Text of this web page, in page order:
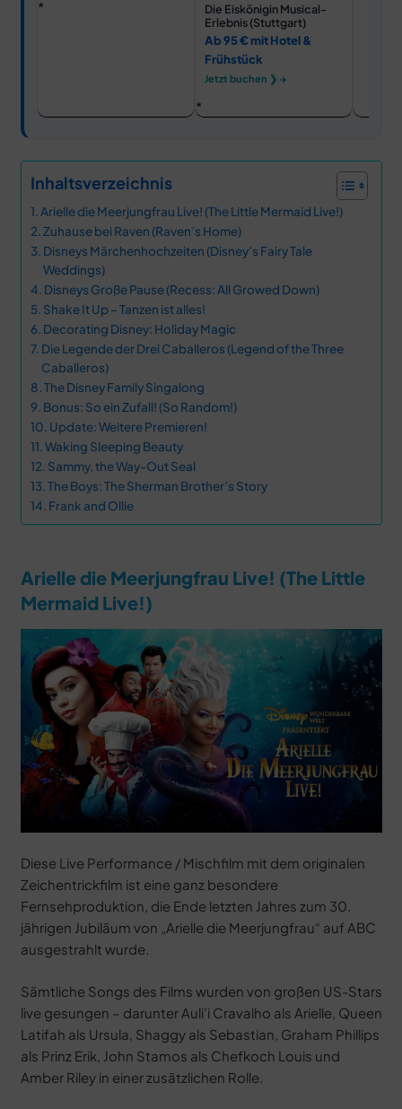
Die Eiskönigin Musical-
Erlebnis (Stuttgart)
Ab 95 € mit Hotel &
Frühstück
Jetzt buchen ❯ →
Inhaltsverzeichnis
Arielle die Meerjungfrau Live! (The Little Mermaid Live!)
Zuhause bei Raven (Raven’s Home)
Disneys Märchenhochzeiten (Disney’s Fairy Tale
Weddings)
Disneys Große Pause (Recess: All Growed Down)
Shake It Up – Tanzen ist alles!
Decorating Disney: Holiday Magic
Die Legende der Drei Caballeros (Legend of the Three
Caballeros)
The Disney Family Singalong
Bonus: So ein Zufall! (So Random!)
Update: Weitere Premieren!
Waking Sleeping Beauty
Sammy, the Way-Out Seal
The Boys: The Sherman Brother’s Story
Frank and Ollie
Arielle die Meerjungfrau Live! (The Little
Mermaid Live!)
Diese Live Performance / Mischfilm mit dem originalen
Zeichentrickfilm ist eine ganz besondere
Fernsehproduktion, die Ende letzten Jahres zum 30.
jährigen Jubiläum von „Arielle die Meerjungfrau“ auf ABC
ausgestrahlt wurde.
Sämtliche Songs des Films wurden von großen US-Stars
live gesungen – darunter Auli’i Cravalho als Arielle, Queen
Latifah als Ursula, Shaggy als Sebastian, Graham Phillips
als Prinz Erik, John Stamos als Chefkoch Louis und
Amber Riley in einer zusätzlichen Rolle.